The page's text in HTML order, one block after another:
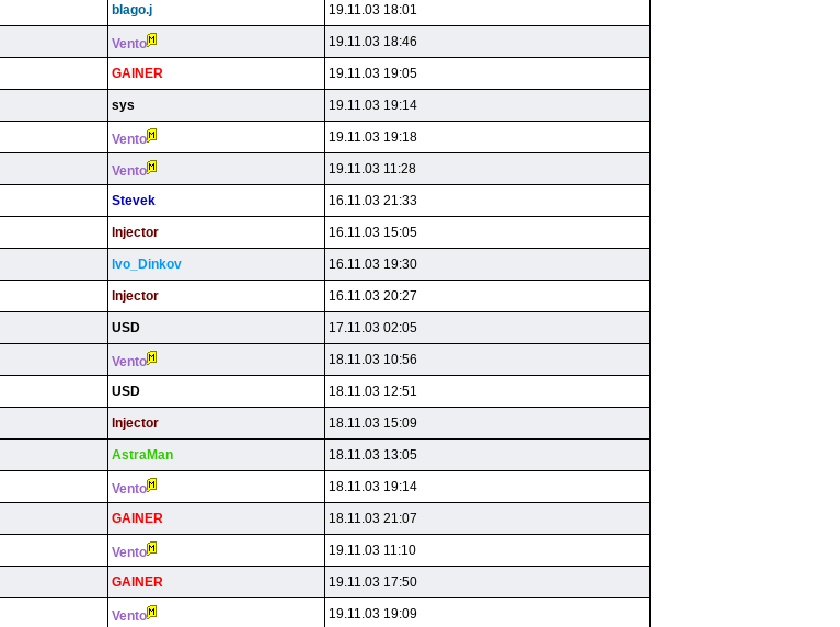
blago.j 19.11.03 18:01
Vento 19.11.03 18:46
GAlNER 19.11.03 19:05
sys 19.11.03 19:14
Vento 19.11.03 19:18
Vento 19.11.03 11:28
Stevek 16.11.03 21:33
lnjector 16.11.03 15:05
lvo_Dinkov 16.11.03 19:30
lnjector 16.11.03 20:27
USD 17.11.03 02:05
Vento 18.11.03 10:56
USD 18.11.03 12:51
lnjector 18.11.03 15:09
AstraMan 18.11.03 13:05
Vento 18.11.03 19:14
GAlNER 18.11.03 21:07
Vento 19.11.03 11:10
GAlNER 19.11.03 17:50
Vento 19.11.03 19:09